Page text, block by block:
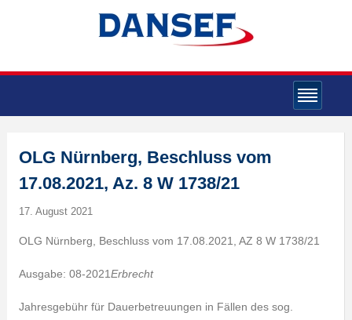
OLG Nürnberg, Beschluss vom
17.08.2021, Az. 8 W 1738/21
17. August 2021
OLG Nürnberg, Beschluss vom 17.08.2021, AZ 8 W 1738/21
Ausgabe: 08-2021Erbrecht
Jahresgebühr für Dauerbetreuungen in Fällen des sog.